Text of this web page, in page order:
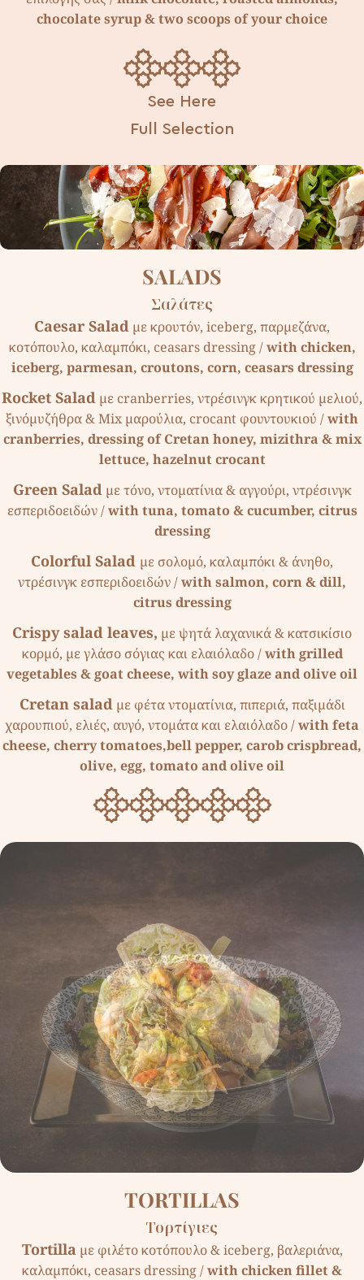
chocolate syrup & two scoops of your choice
See Here
Full Selection
SALADS
Σαλάτες
Caesar Salad µε κρουτόν, iceberg, παρµεζάνα,
κοτόπουλο, καλαµπόκι, ceasars dressing /with chicken,
iceberg, parmesan, croutons, corn, ceasars dressing
Rocket Salad µε cranberries, ντρέσινγκ κρητικού µελιού,
ξινόµυζήθρα & Mix µαρούλια, crocant φουντουκιού /with
cranberries, dressing of Cretan honey, mizithra & mix
lettuce, hazelnut crocant
Green Saladµε τόνο, ντοµατίνια & αγγούρι, ντρέσινγκ
εσπεριδοειδών /with tuna, tomato & cucumber, citrus
dressing
Colorful Salad µε σολοµό, καλαµπόκι & άνηθο,
ντρέσινγκ εσπεριδοειδών /with salmon, corn & dill,
citrus dressing
Crispy salad leaves, µε ψητά λαχανικά & κατσικίσιο
κορµό, µε γλάσο σόγιας και ελαιόλαδο /with grilled
vegetables & goat cheese, with soy glaze and olive oil
Cretan saladµε φέτα ντοµατίνια, πιπεριά, παξιµάδι
χαρουπιού, ελιές, αυγό, ντοµάτα και ελαιόλαδο /with feta
cheese, cherry tomatoes,bell pepper, carob crispbread,
olive, egg, tomato and olive oil
TORTILLAS
Τορτίγιες
Tortillaµε φιλέτο κοτόπουλο & iceberg, βαλεριάνα,
καλαµπόκι, ceasars dressing /with chicken fillet &